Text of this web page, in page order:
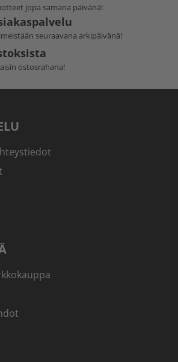
jopa samana päivänä!
seuraavana arkipäivänä!
ostosrahana!